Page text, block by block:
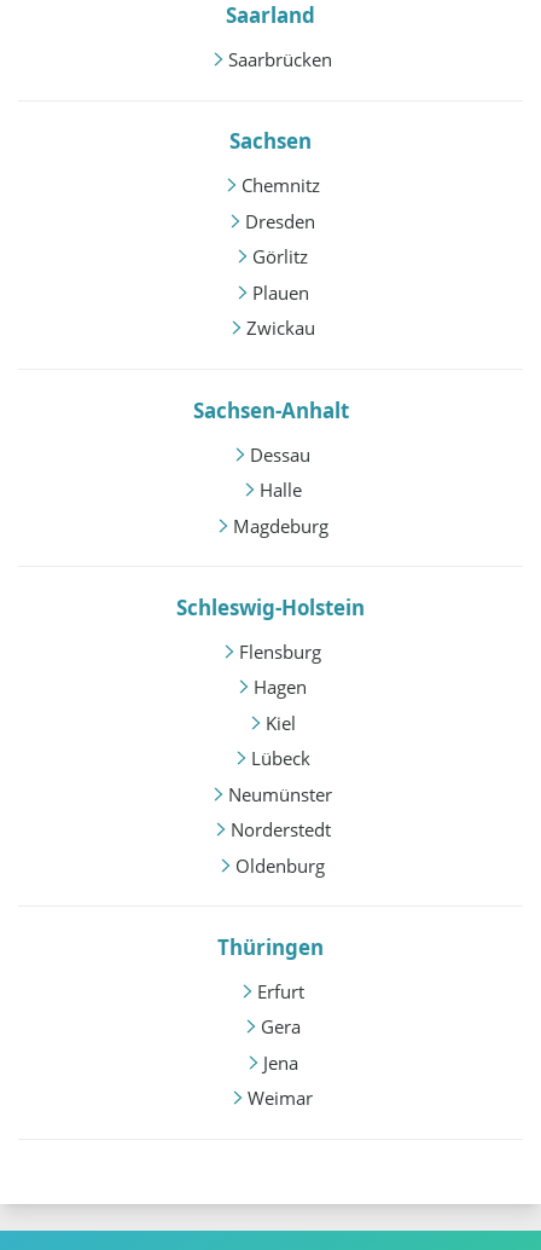
Saarland
Saarbrücken
Sachsen
Chemnitz
Dresden
Görlitz
Plauen
Zwickau
Sachsen-Anhalt
Dessau
Halle
Magdeburg
Schleswig-Holstein
Flensburg
Hagen
Kiel
Lübeck
Neumünster
Norderstedt
Oldenburg
Thüringen
Erfurt
Gera
Jena
Weimar